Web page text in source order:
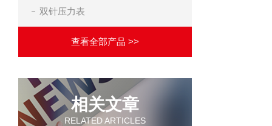
双针压力表
查看全部产品 >>
相关文章
RELATED ARTICLES